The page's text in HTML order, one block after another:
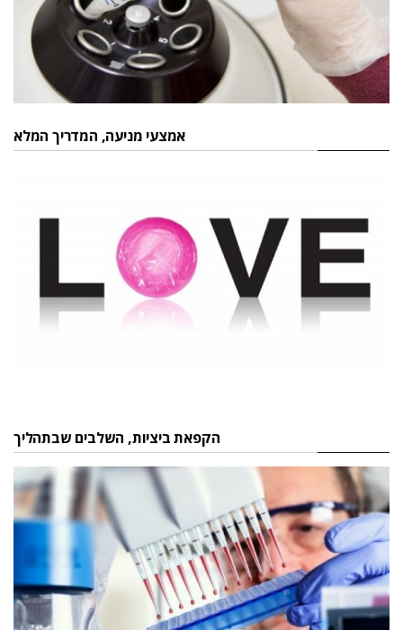
אמצעי מניעה, המדריך המלא
הקפאת ביציות, השלבים שבתהליך